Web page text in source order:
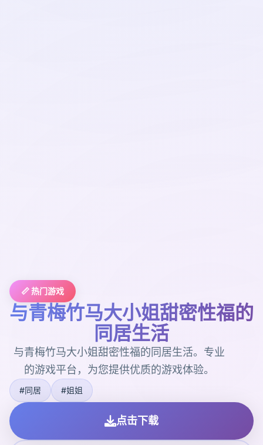
📏 热门游戏
与青梅竹马大小姐甜密性福的
同居生活
与青梅竹马大小姐甜密性福的同居生活。专业
的游戏平台，为您提供优质的游戏体验。
#同居 #姐姐
点击下载